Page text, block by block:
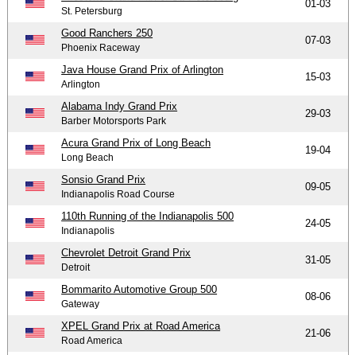
St. Petersburg
01-03
Good Ranchers 250
Phoenix Raceway
07-03
Java House Grand Prix of Arlington
Arlington
15-03
Alabama Indy Grand Prix
Barber Motorsports Park
29-03
Acura Grand Prix of Long Beach
Long Beach
19-04
Sonsio Grand Prix
Indianapolis Road Course
09-05
110th Running of the Indianapolis 500
Indianapolis
24-05
Chevrolet Detroit Grand Prix
Detroit
31-05
Bommarito Automotive Group 500
Gateway
08-06
XPEL Grand Prix at Road America
Road America
21-06